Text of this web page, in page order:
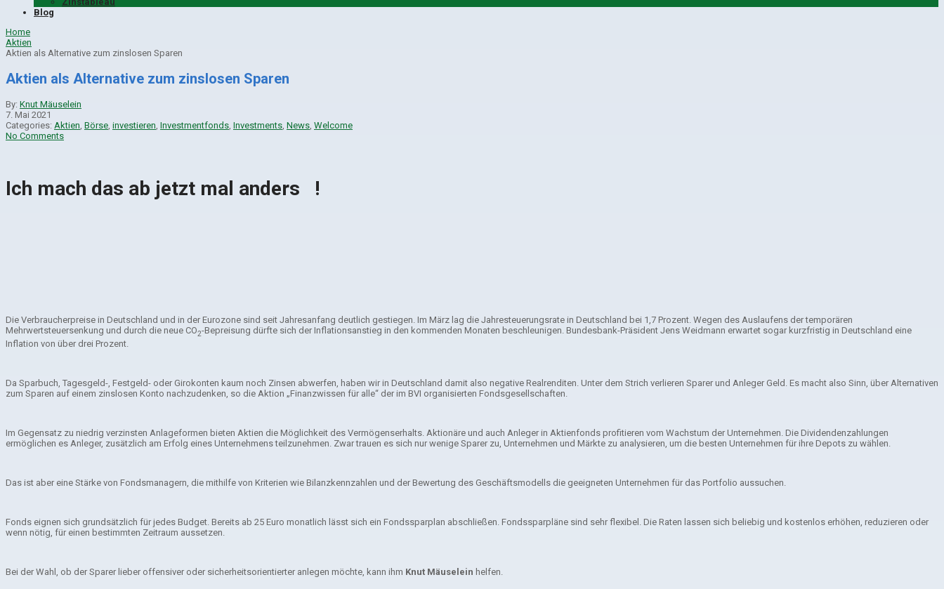
Blog
Home
Aktien
Aktien als Alternative zum zinslosen Sparen
Aktien als Alternative zum zinslosen Sparen
By: Knut Mäuselein
7. Mai 2021
Categories: Aktien Börse investieren Investmentfonds Investments News Welcome
No Comments
Ich mach das ab jetzt mal anders !
Die Verbraucherpreise in Deutschland und in der Eurozone sind seit Jahresanfang deutlich gestiegen. Im März lag die Jahresteuerungsrate in Deutschland bei 1,7 Prozent. Wegen des Auslaufens der temporären
Mehrwertsteuersenkung und durch die neue CO2-Bepreisung dürfte sich der Inflationsanstieg in den kommenden Monaten beschleunigen. Bundesbank-Präsident Jens Weidmann erwartet sogar kurzfristig in Deutschland eine
Inflation von über drei Prozent.
Da Sparbuch, Tagesgeld-, Festgeld- oder Girokonten kaum noch Zinsen abwerfen, haben wir in Deutschland damit also negative Realrenditen. Unter dem Strich verlieren Sparer und Anleger Geld. Es macht also Sinn, über Alternativen
zum Sparen auf einem zinslosen Konto nachzudenken, so die Aktion „Finanzwissen für alle“ der im BVI organisierten Fondsgesellschaften.
Im Gegensatz zu niedrig verzinsten Anlageformen bieten Aktien die Möglichkeit des Vermögenserhalts. Aktionäre und auch Anleger in Aktienfonds profitieren vom Wachstum der Unternehmen. Die Dividendenzahlungen
ermöglichen es Anleger, zusätzlich am Erfolg eines Unternehmens teilzunehmen. Zwar trauen es sich nur wenige Sparer zu, Unternehmen und Märkte zu analysieren, um die besten Unternehmen für ihre Depots zu wählen.
Das ist aber eine Stärke von Fondsmanagern, die mithilfe von Kriterien wie Bilanzkennzahlen und der Bewertung des Geschäftsmodells die geeigneten Unternehmen für das Portfolio aussuchen.
Fonds eignen sich grundsätzlich für jedes Budget. Bereits ab 25 Euro monatlich lässt sich ein Fondssparplan abschließen. Fondssparpläne sind sehr flexibel. Die Raten lassen sich beliebig und kostenlos erhöhen, reduzieren oder
wenn nötig, für einen bestimmten Zeitraum aussetzen.
Bei der Wahl, ob der Sparer lieber offensiver oder sicherheitsorientierter anlegen möchte, kann ihm Knut Mäuselein helfen.